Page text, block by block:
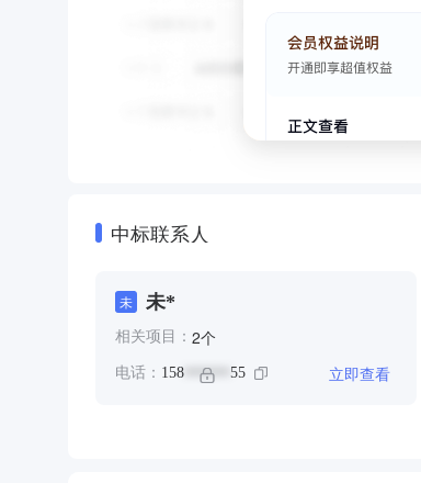
中标联系人
未 未*
相关项目： 2个
电话： 158 ****** 55 立即查看